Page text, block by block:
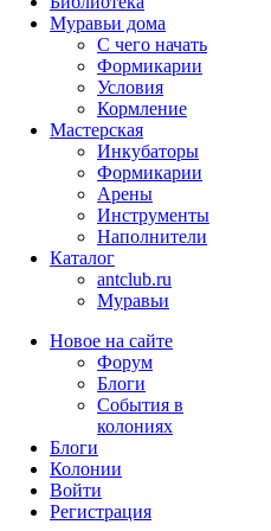
Муравьи дома
С чего начать
Формикарии
Условия
Кормление
Мастерская
Инкубаторы
Формикарии
Арены
Инструменты
Наполнители
Каталог
antclub.ru
Муравьи
Новое на сайте
Форум
Блоги
События в
колониях
Блоги
Колонии
Войти
Peгиcтpaция